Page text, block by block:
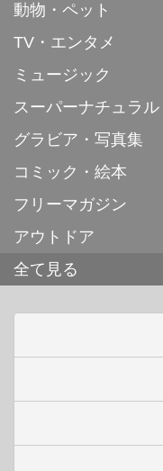
動物・ペット
TV・エンタメ
ミュージック
スーパーナチュラル
グラビア・写真集
コミック・絵本
フリーマガジン
アウトドア
全て見る